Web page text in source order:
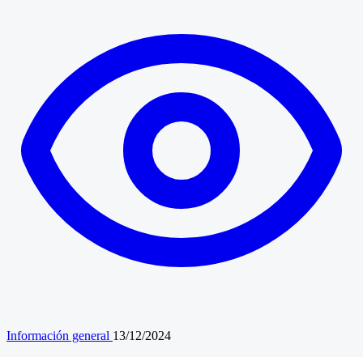
Información general 13/12/2024